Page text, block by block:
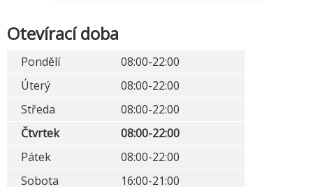
Otevírací doba
Pondělí
08:00-22:00
Úterý
08:00-22:00
Středa
08:00-22:00
Čtvrtek
08:00-22:00
Pátek
08:00-22:00
Sobota
16:00-21:00